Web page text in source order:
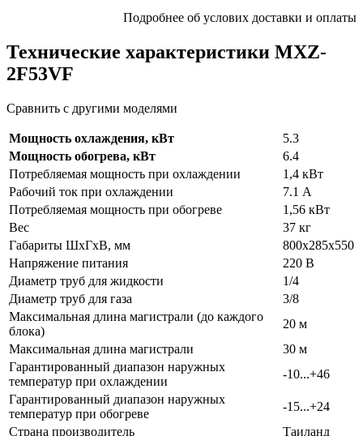
Подробнее об услових доставки и оплаты
Технические характеристики MXZ-
2F53VF
Сравнить с другими моделями
Мощность охлаждения, кВт
5.3
Мощность обогрева, кВт
6.4
Потребляемая мощность при охлаждении
1,4 кВт
Рабочий ток при охлаждении
7.1 А
Потребляемая мощность при обогреве
1,56 кВт
Вес
37 кг
Габариты ШхГхВ, мм
800x285х550
Напряжение питания
220 В
Диаметр труб для жидкости
1/4
Диаметр труб для газа
3/8
Максимальная длина магистрали (до каждого
блока)
20 м
Максимальная длина магистрали
30 м
Гарантированный диапазон наружных
температур при охлаждении
-10...+46
Гарантированный диапазон наружных
температур при обогреве
-15...+24
Страна производитель
Таиланд